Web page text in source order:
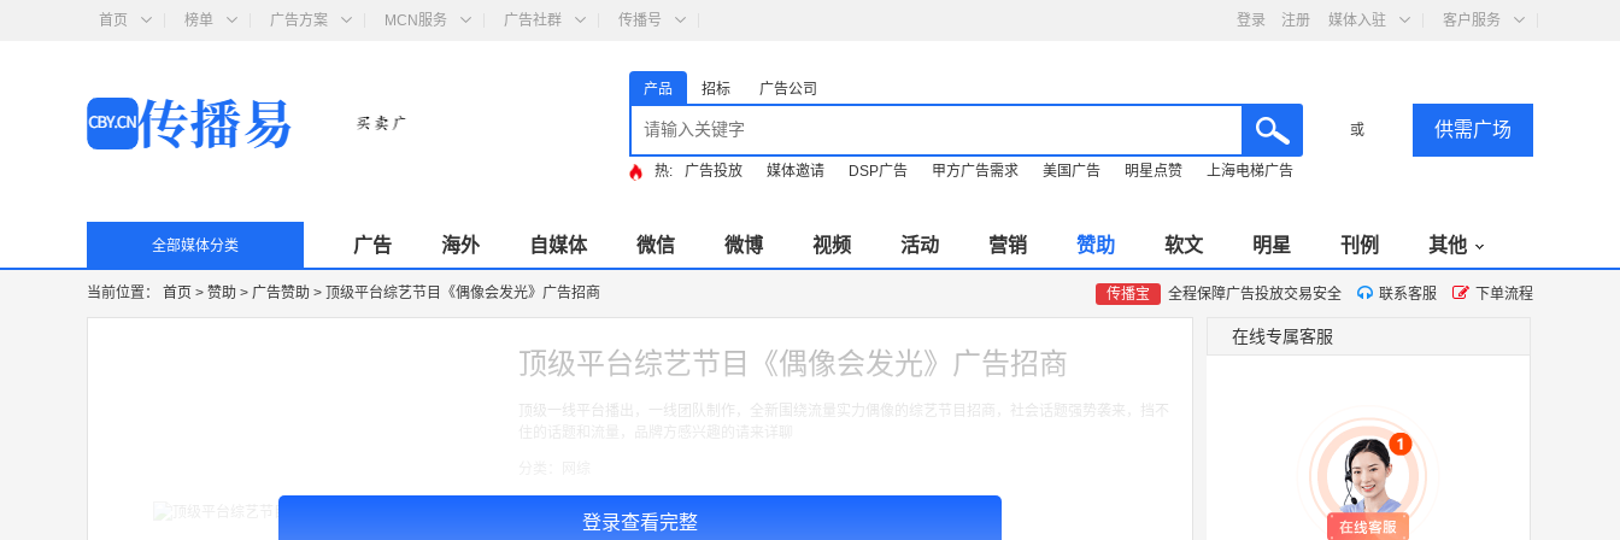
首页 榜单 广告方案 MCN服务 广告社群 传播号 登录 注册 媒体入驻 客户服务
产品 招标 广告公司
或 供需广场
热: 广告投放 媒体邀请 DSP广告 甲方广告需求 美国广告 明星点赞 上海电梯广告
全部媒体分类 广告 海外 自媒体 微信 微博 视频 活动 营销 赞助 软文 明星 刊例 其他
当前位置： 首页 > 赞助 > 广告赞助 > 顶级平台综艺节目《偶像会发光》广告招商 传播宝 全程保障广告投放交易安全 联系客服 下单流程
登录查看完整
顶级平台综艺节目《偶像会发光》广告招商
顶级一线平台播出，一线团队制作，全新围绕流量实力偶像的综艺节目招商，社会话题强势袭来，挡不
在线专属客服